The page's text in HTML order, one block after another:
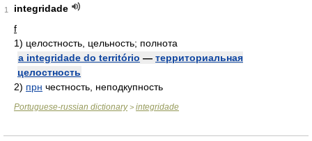
1
integridade
f
1) целостность, цельность; полнота
a integridade do território — территориальная
целостность
2) прн честность, неподкупность
Portuguese-russian dictionary> integridade